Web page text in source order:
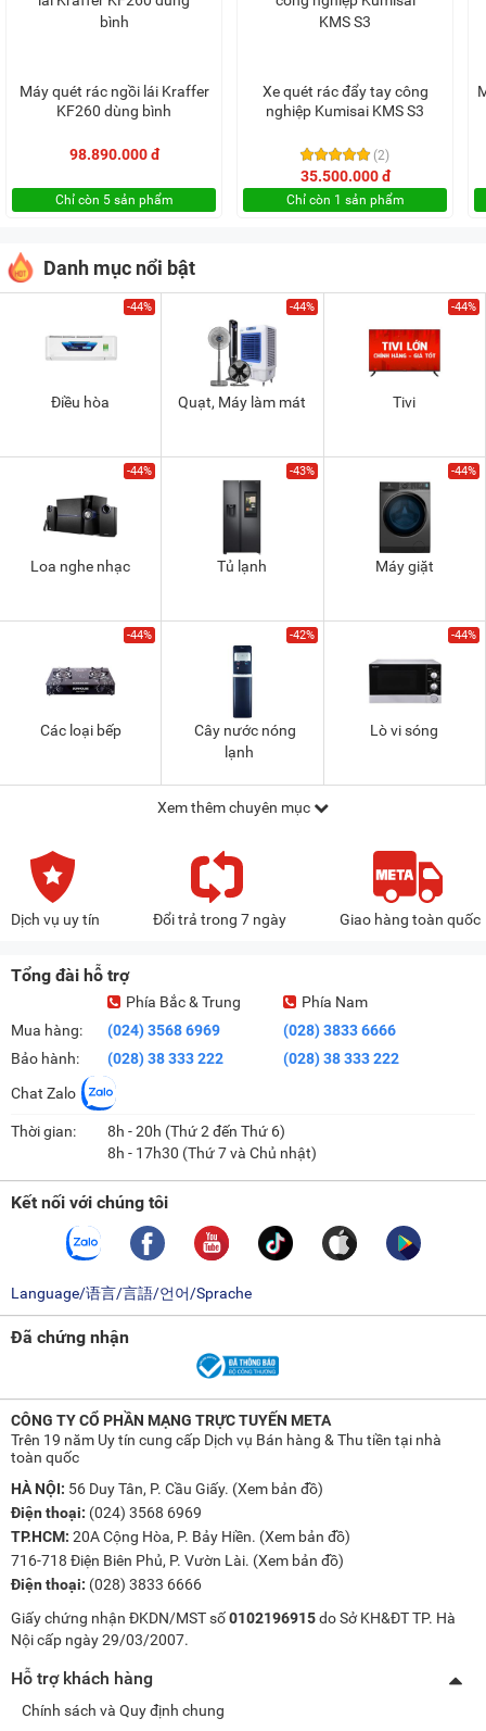
Máy quét rác ngồi lái Kraffer
KF260 dùng bình
98.890.000 đ
Chỉ còn 5 sản phẩm
Xe quét rác đẩy tay công
nghiệp Kumisai KMS S3
(2)
35.500.000 đ
Chỉ còn 1 sản phẩm
Danh mục nổi bật
-44%
Điều hòa
-44%
Quạt, Máy làm mát
-44%
Tivi
-44%
Loa nghe nhạc
-43%
Tủ lạnh
-44%
Máy giặt
-44%
Các loại bếp
-42%
Cây nước nóng
lạnh
-44%
Lò vi sóng
Xem thêm chuyên mục
Dịch vụ uy tín Đổi trả trong 7 ngày Giao hàng toàn quốc
Tổng đài hỗ trợ
Mua hàng:
Bảo hành:
Phía Bắc & Trung
(024) 3568 6969
(028) 38 333 222
Phía Nam
(028) 3833 6666
(028) 38 333 222
Chat Zalo
Thời gian:
8h - 20h (Thứ 2 đến Thứ 6)
8h - 17h30 (Thứ 7 và Chủ nhật)
Kết nối với chúng tôi
Language/语言/言語/언어/Sprache
Đã chứng nhận
CÔNG TY CỔ PHẦN MẠNG TRỰC TUYẾN META
Trên 19 năm Uy tín cung cấp Dịch vụ Bán hàng & Thu tiền tại nhà
toàn quốc
HÀ NỘI: 56 Duy Tân, P. Cầu Giấy. (Xem bản đồ)
Điện thoại: (024) 3568 6969
TP.HCM: 20A Cộng Hòa, P. Bảy Hiền. (Xem bản đồ)
716-718 Điện Biên Phủ, P. Vườn Lài. (Xem bản đồ)
Điện thoại: (028) 3833 6666
Giấy chứng nhận ĐKDN/MST số0102196915do Sở KH&ĐT TP. Hà
Nội cấp ngày 29/03/2007.
Hỗ trợ khách hàng
Chính sách và Quy định chung